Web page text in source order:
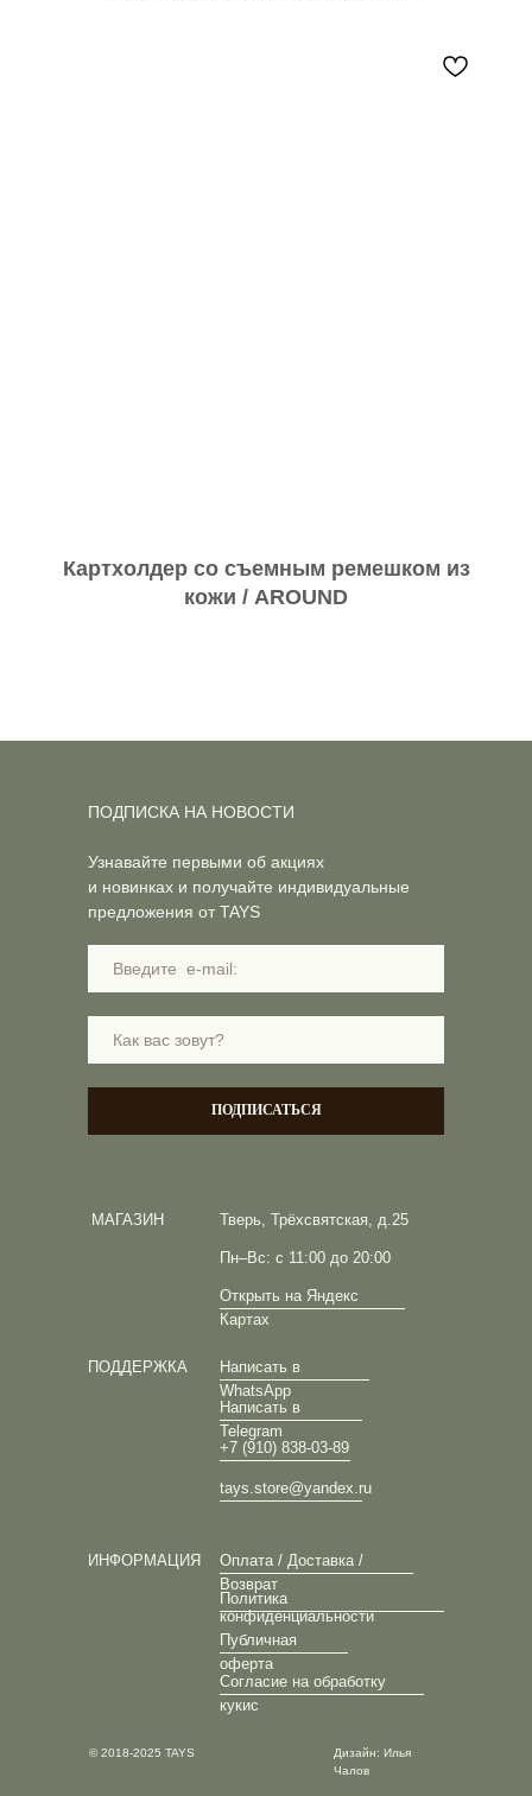
Картхолдер со съемным ремешком из
кожи / AROUND
Тверь, Трёхсвятская, д.25
Пн–Вс: с 11:00 до 20:00
Открыть на Яндекс
Картах
МАГАЗИН
ПОДДЕРЖКА
Написать в
WhatsApp
Написать в
Telegram
+7 (910) 838-03-89
tays.store@yandex.ru
ИНФОРМАЦИЯ
Оплата / Доставка /
Возврат
Политика
конфиденциальности
Публичная
оферта
Согласие на обработку
кукис
Узнавайте первыми об акциях
и новинках и получайте индивидуальные
предложения от TAYS
ПОДПИСАТЬСЯ
ПОДПИСКА НА НОВОСТИ
© 2018-2025 TAYS
Дизайн: Илья
Чалов